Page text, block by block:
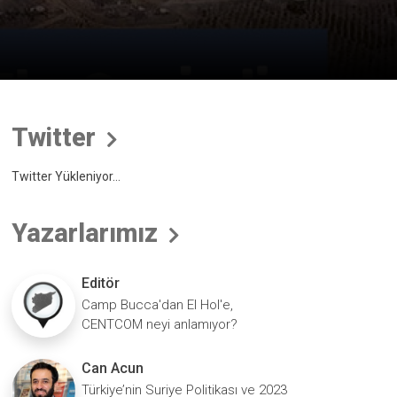
Twitter
Twitter Yükleniyor...
Yazarlarımız
Editör
Camp Bucca'dan El Hol'e,
CENTCOM neyi anlamıyor?
Can Acun
Türkiye’nin Suriye Politikası ve 2023